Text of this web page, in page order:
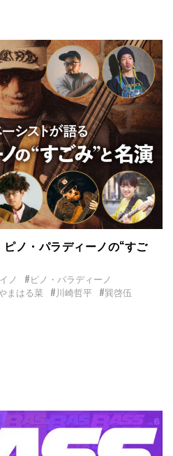
ノ・パラディーノの“すご
ノ
#ピノ・パラディーノ
まはる菜 #川崎哲平 #巽啓伍